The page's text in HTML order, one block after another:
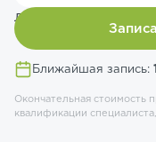
лимфатических
Ближайшая запись:
Окончательная стоимость
квалификации